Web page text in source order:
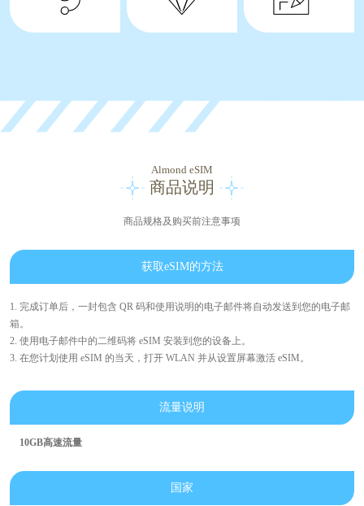
Almond eSIM
商品说明
商品规格及购买前注意事项
获取eSIM的方法
1. 完成订单后，一封包含 QR 码和使用说明的电子邮件将自动发送到您的电子邮
箱。
2. 使用电子邮件中的二维码将 eSIM 安装到您的设备上。
3. 在您计划使用 eSIM 的当天，打开 WLAN 并从设置屏幕激活 eSIM。
流量说明
10GB高速流量
国家